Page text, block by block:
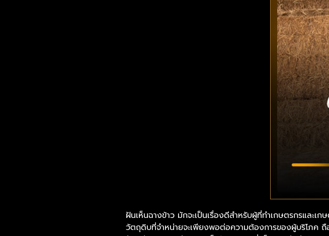
ฝันเห็นฉางข้าว มักจะเป็นเรื่องดีสำหรับผู้ที่ทำเกษตรกรและเ
วัตถุดิบที่จำหน่ายจะเพียงพอต่อความต้องการของผู้บริโภค ถื